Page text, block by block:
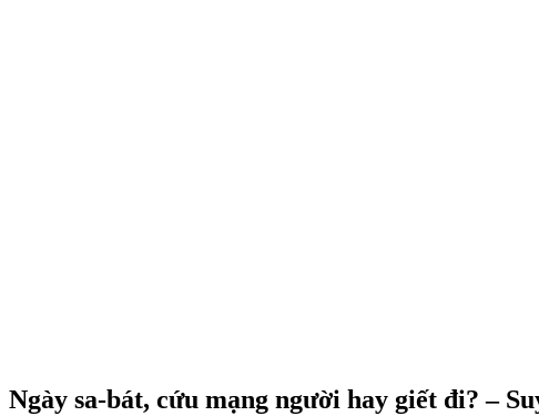
Ngày sa-bát, cứu mạng người hay giết đi? –